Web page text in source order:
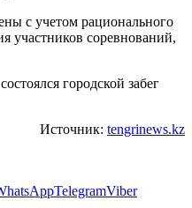
с учетом рационального
участников соревнований,
городской забег
Источник: tengrinews.kz
TelegramViber